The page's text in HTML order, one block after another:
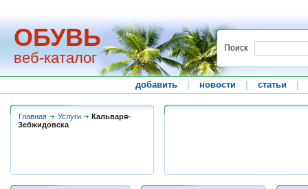
ОБУВЬ
веб-каталог
Поиск
добавить новости статьи
Главная Услуги
Кальваря-
Зебжидовска